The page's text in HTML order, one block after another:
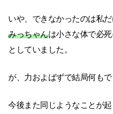
いや、できなかったのは私
みっちゃんは小さな体で必
としていました。
が、力およばずで結局何もで
今後また同じようなことが起